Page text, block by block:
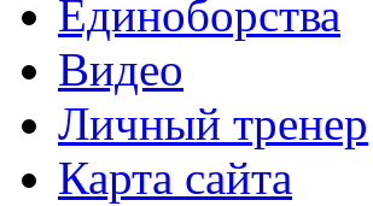
Единоборства
Видео
Личный тренер
Карта сайта